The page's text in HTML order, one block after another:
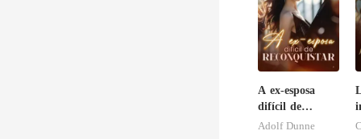
A ex-esposa
difícil de
reconquistar
Adolf Dunne